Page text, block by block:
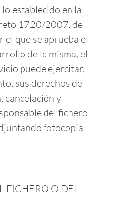
establecido en la
1720/2007, de
el que se aprueba el
de la misma, el
puede ejercitar,
sus derechos de
cancelación y
del fichero
fotocopia
FICHERO O DEL